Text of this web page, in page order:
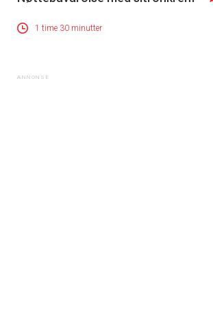
1 time 30 minutter